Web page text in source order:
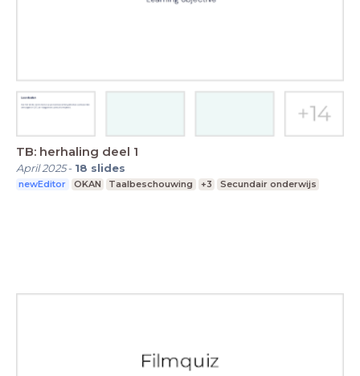
TB: herhaling deel 1
April 2025- 18 slides
newEditor OKAN Taalbeschouwing +3 Secundair onderwijs